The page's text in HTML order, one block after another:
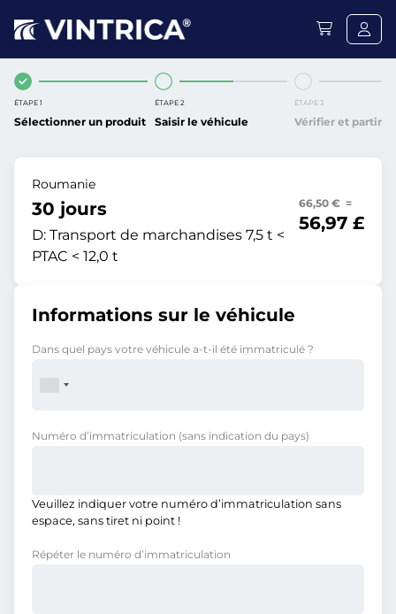
ÉTAPE 1
Sélectionner un produit
ÉTAPE 2
Saisir le véhicule
ÉTAPE 3
Vérifier et partir
Roumanie
30 jours
D: Transport de marchandises 7,5 t <
PTAC < 12,0 t
66,50 € =
56,97 £
Informations sur le véhicule
Dans quel pays votre véhicule a-t-il été immatriculé ?
Numéro d’immatriculation (sans indication du pays)
Veuillez indiquer votre numéro d’immatriculation sans
espace, sans tiret ni point !
Répéter le numéro d’immatriculation